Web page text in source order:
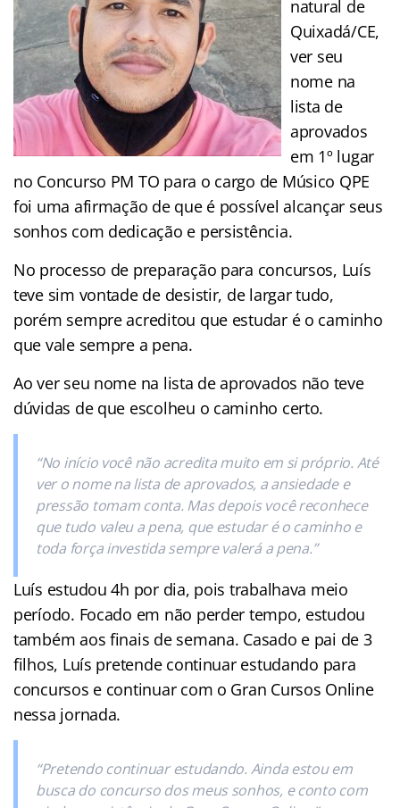
natural de
Quixadá/CE,
ver seu
nome na
lista de
aprovados
em 1º lugar
no Concurso PM TO para o cargo de Músico QPE
foi uma afirmação de que é possível alcançar seus
sonhos com dedicação e persistência.
No processo de preparação para concursos, Luís
teve sim vontade de desistir, de largar tudo,
porém sempre acreditou que estudar é o caminho
que vale sempre a pena.
Ao ver seu nome na lista de aprovados não teve
dúvidas de que escolheu o caminho certo.
“No início você não acredita muito em si próprio. Até
ver o nome na lista de aprovados, a ansiedade e
pressão tomam conta. Mas depois você reconhece
que tudo valeu a pena, que estudar é o caminho e
toda força investida sempre valerá a pena.”
Luís estudou 4h por dia, pois trabalhava meio
período. Focado em não perder tempo, estudou
também aos finais de semana. Casado e pai de 3
filhos, Luís pretende continuar estudando para
concursos e continuar com o Gran Cursos Online
nessa jornada.
“Pretendo continuar estudando. Ainda estou em
busca do concurso dos meus sonhos, e conto com